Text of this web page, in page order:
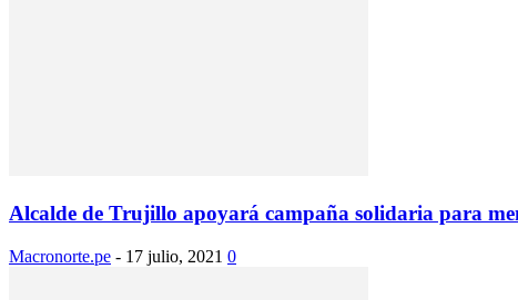
Alcalde de Trujillo apoyará campaña solidaria para
Macronorte.pe - 17 julio, 2021 0